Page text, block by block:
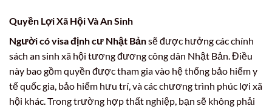
Quyền Lợi Xã Hội Và An Sinh
Người có visa định cư Nhật Bảnsẽ được hưởng các chính
sách an sinh xã hội tương đương công dân Nhật Bản. Điều
này bao gồm quyền được tham gia vào hệ thống bảo hiểm y
tế quốc gia, bảo hiểm hưu trí, và các chương trình phúc lợi xã
hội khác. Trong trường hợp thất nghiệp, bạn sẽ không phải